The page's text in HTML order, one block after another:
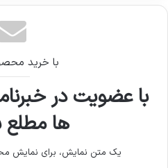
با خرید
با عضویت در
ها
یک متن نمایش، برای نمایش